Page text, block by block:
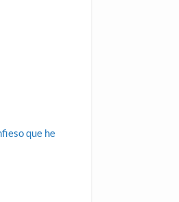
que he